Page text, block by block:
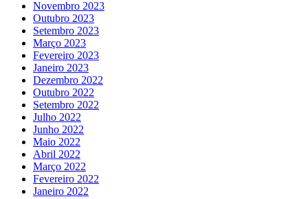
Novembro 2023
Outubro 2023
Setembro 2023
Março 2023
Fevereiro 2023
Janeiro 2023
Dezembro 2022
Outubro 2022
Setembro 2022
Julho 2022
Junho 2022
Maio 2022
Abril 2022
Março 2022
Fevereiro 2022
Janeiro 2022